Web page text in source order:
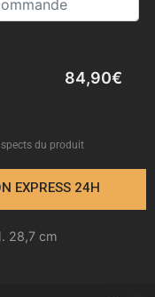
84,90€
du produit
EXPRESS 24H
28,7 cm